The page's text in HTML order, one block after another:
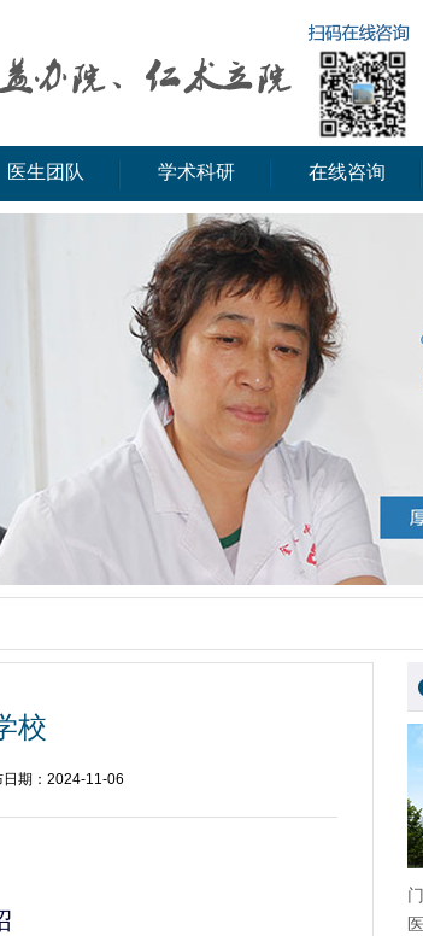
医生团队 学术科研 在线咨询
校
期：2024-11-06